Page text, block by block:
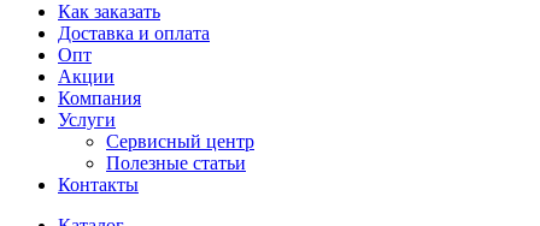
Как заказать
Доставка и оплата
Опт
Акции
Компания
Услуги
Сервисный центр
Полезные статьи
Контакты